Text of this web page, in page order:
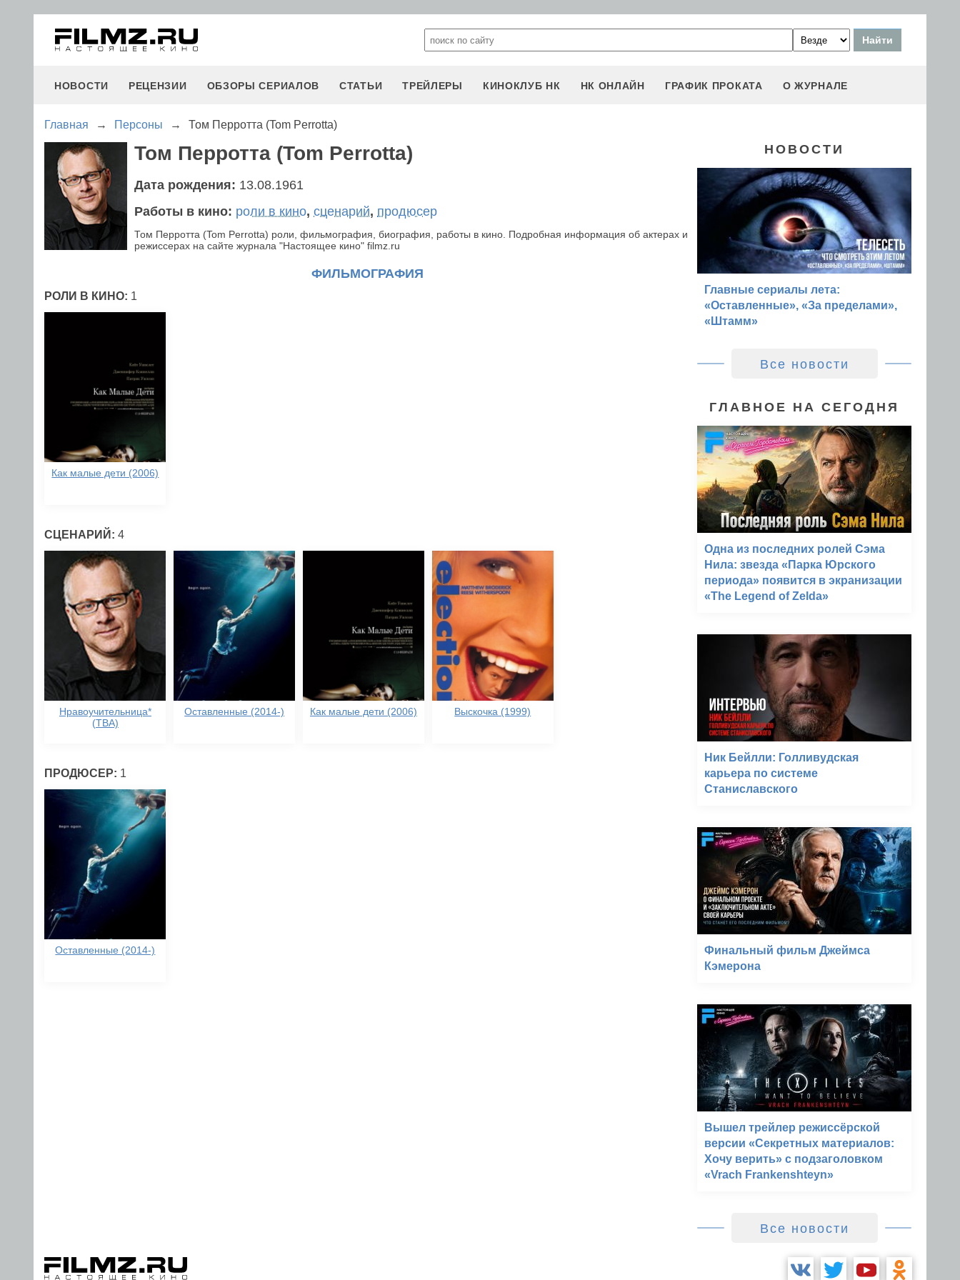
НОВОСТИ РЕЦЕНЗИИ ОБЗОРЫ СЕРИАЛОВ СТАТЬИ ТРЕЙЛЕРЫ КИНОКЛУБ НК НК ОНЛАЙН ГРАФИК ПРОКАТА О ЖУРНАЛЕ
Главная → Персоны → Том Перротта (Tom Perrotta)
Том Перротта (Tom Perrotta)
Дата рождения: 13.08.1961
Работы в кино: роли в кино, сценарий, продюсер
Том Перротта (Tom Perrotta) роли, фильмография, биография, работы в кино. Подробная информация об актерах и
режиссерах на сайте журнала "Настоящее кино" filmz.ru
ФИЛЬМОГРАФИЯ
РОЛИ В КИНО: 1
Как малые дети (2006)
СЦЕНАРИЙ: 4
Нравоучительница*
(TBA)
Оставленные (2014-) Как малые дети (2006) Выскочка (1999)
ПРОДЮСЕР: 1
Оставленные (2014-)
НОВОСТИ
Главные сериалы лета:
«Оставленные», «За пределами»,
«Штамм»
Все новости
ГЛАВНОЕ НА СЕГОДНЯ
Одна из последних ролей Сэма
Нила: звезда «Парка Юрского
периода» появится в экранизации
«The Legend of Zelda»
Ник Бейлли: Голливудская
карьера по системе
Станиславского
Финальный фильм Джеймса
Кэмерона
Вышел трейлер режиссёрской
версии «Секретных материалов:
Хочу верить» с подзаголовком
«Vrach Frankenshteyn»
Все новости